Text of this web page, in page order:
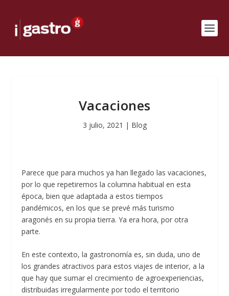
Vacaciones
3 julio, 2021 | Blog
Parece que para muchos ya han llegado las vacaciones,
por lo que repetiremos la columna habitual en esta
época, bien que adaptada a estos tiempos
pandémicos, en los que se prevé más turismo
aragonés en su propia tierra. Ya era hora, por otra
parte.
En este contexto, la gastronomía es, sin duda, uno de
los grandes atractivos para estos viajes de interior, a la
que hay que sumar el crecimiento de agroexperiencias,
distribuidas irregularmente por todo el territorio